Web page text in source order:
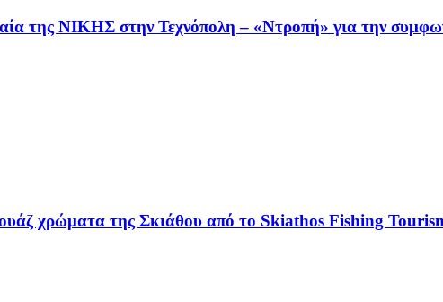
της ΝΙΚΗΣ στην Τεχνόπολη – «Ντροπή» για την
χρώματα της Σκιάθου από το Skiathos Fishing